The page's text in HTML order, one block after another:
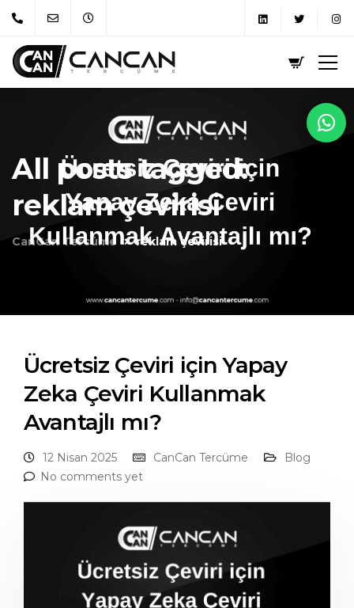
All posts tagged:
reklam çevirisi
CanCan Tercüme reklam çevirisi
Ücretsiz Çeviri için Yapay
Zeka Çeviri Kullanmak
Avantajlı mı?
12 Nisan 2025 CanCan Tercüme
Blog
No comments yet